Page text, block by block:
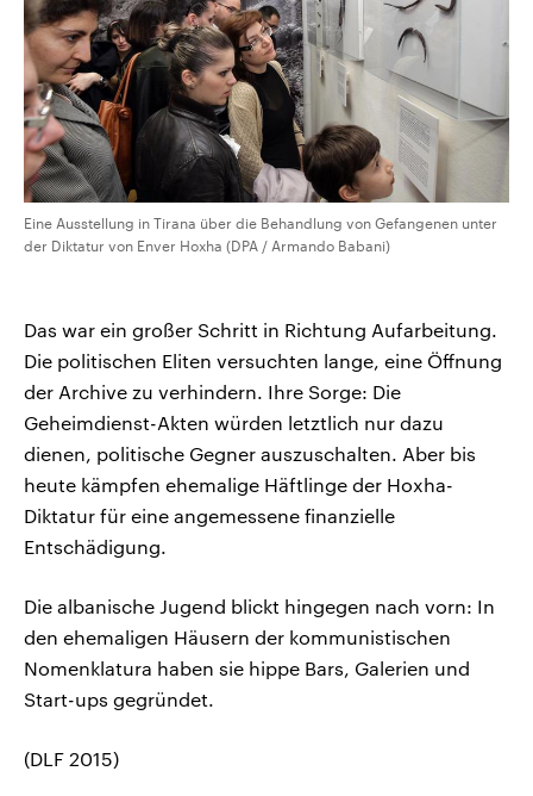
Eine Ausstellung in Tirana über die Behandlung von Gefangenen unter
der Diktatur von Enver Hoxha (DPA / Armando Babani)
Das war ein großer Schritt in Richtung Aufarbeitung.
Die politischen Eliten versuchten lange, eine Öffnung
der Archive zu verhindern. Ihre Sorge: Die
Geheimdienst-Akten würden letztlich nur dazu
dienen, politische Gegner auszuschalten. Aber bis
heute kämpfen ehemalige Häftlinge der Hoxha-
Diktatur für eine angemessene finanzielle
Entschädigung.
Die albanische Jugend blickt hingegen nach vorn: In
den ehemaligen Häusern der kommunistischen
Nomenklatura haben sie hippe Bars, Galerien und
Start-ups gegründet.
(DLF 2015)